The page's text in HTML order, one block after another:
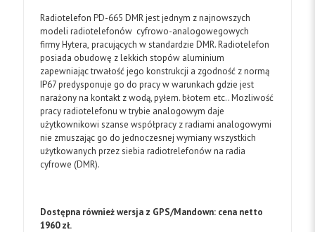
Radiotelefon PD-665 DMR jest jednym z najnowszych
modeli radiotelefonów cyfrowo-analogowegowych
firmy Hytera, pracujących w standardzie DMR. Radiotelefon
posiada obudowę z lekkich stopów aluminium
zapewniając trwałość jego konstrukcji a zgodność z normą
IP67 predysponuje go do pracy w warunkach gdzie jest
narażony na kontakt z wodą, pyłem. błotem etc.. Mozliwość
pracy radiotelefonu w trybie analogowym daje
użytkownikowi szanse współpracy z radiami analogowymi
nie zmuszając go do jednoczesnej wymiany wszystkich
użytkowanych przez siebia radiotrelefonów na radia
cyfrowe (DMR).
Dostępna również wersja z GPS/Mandown: cena netto
1960 zł.